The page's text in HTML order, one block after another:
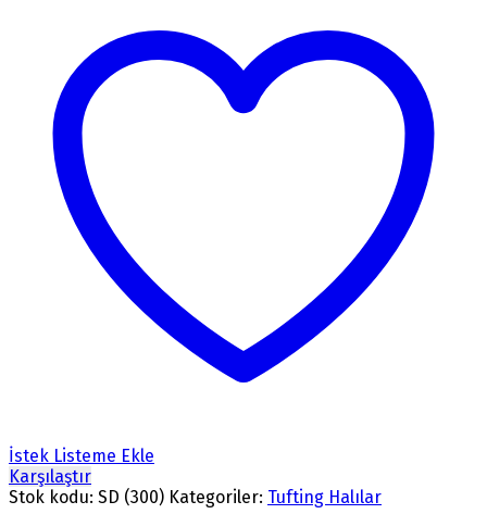
İstek Listeme Ekle
Karşılaştır
Stok kodu: SD (300) Kategoriler: Tufting Halılar